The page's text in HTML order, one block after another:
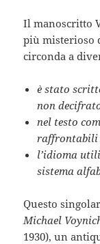
Il manoscritto
più misterioso
circonda a
è stato
non
nel testo
raffrontabili
l’idioma
sistema
Questo
Michael
1930), un